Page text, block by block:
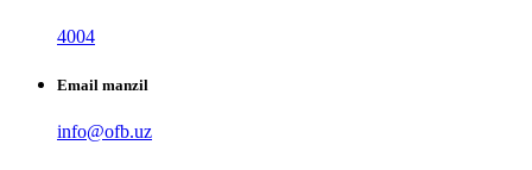
4004
Email manzil
info@ofb.uz